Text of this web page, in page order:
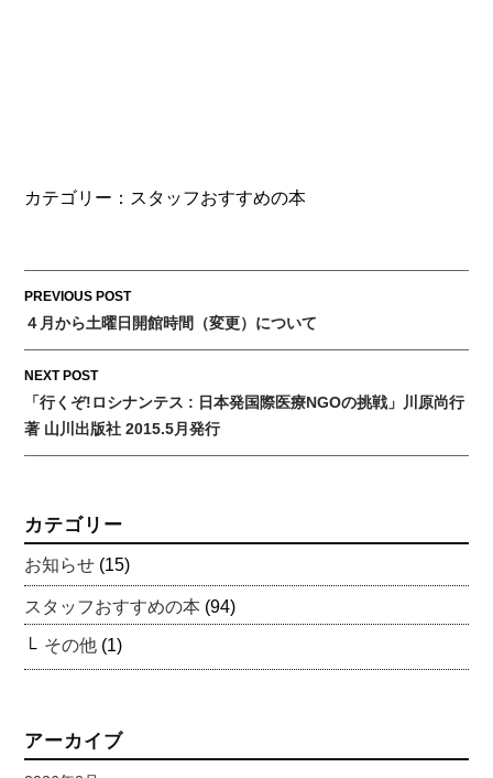
カテゴリー： スタッフおすすめの本
Post
navigation
PREVIOUS POST
４月から土曜日開館時間（変更）について
NEXT POST
「行くぞ!ロシナンテス : 日本発国際医療NGOの挑戦」川原尚行
著 山川出版社 2015.5月発行
カテゴリー
お知らせ (15)
スタッフおすすめの本 (94)
その他 (1)
アーカイブ